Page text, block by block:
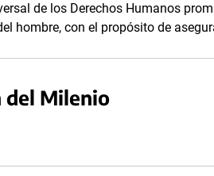
de los Derechos Humanos
hombre, con el propósito de
del Milenio